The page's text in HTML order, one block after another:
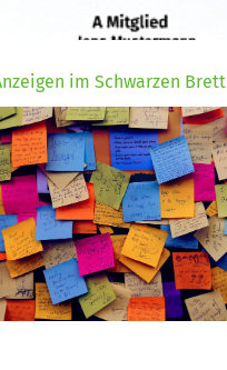
im Schwarzen Brett